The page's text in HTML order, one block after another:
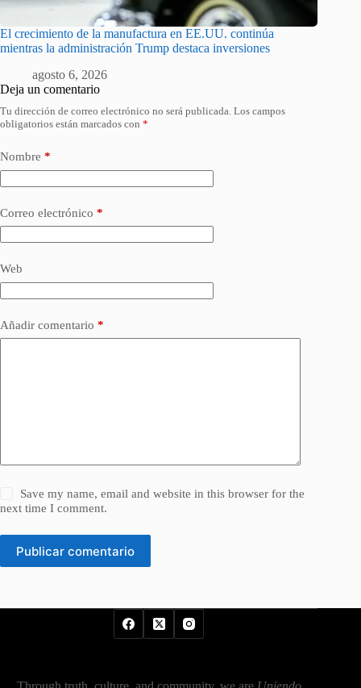
El crecimiento de la manufactura en EE.UU. continúa
mientras la administración Trump destaca inversiones
agosto 6, 2026
Deja un comentario
Tu dirección de correo electrónico no será publicada. Los campos
obligatorios están marcados con *
Nombre *
Correo electrónico *
Web
Añadir comentario *
Save my name, email and website in this browser for the
next time I comment.
Publicar comentario